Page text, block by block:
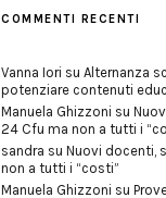
COMMENTI RECENTI
Vanna Iori su Alternanza
potenziare contenuti
Manuela Ghizzoni su
24 Cfu ma non a tutti i
sandra su Nuovi docenti,
non a tutti i “costi”
Manuela Ghizzoni su